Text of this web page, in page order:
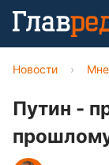
Новости ›
Путин -